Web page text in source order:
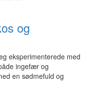
og
eksperimenterede med
ingefær og
en sødmefuld og